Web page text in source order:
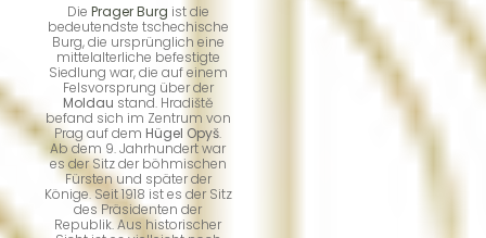
Die Prager Burg ist die
bedeutendste tschechische
Burg, die ursprünglich eine
mittelalterliche befestigte
Siedlung war, die auf einem
Felsvorsprung über der
Moldau stand. Hradiště
befand sich im Zentrum von
Prag auf dem Hügel Opyš.
Ab dem 9. Jahrhundert war
es der Sitz der böhmischen
Fürsten und später der
Könige. Seit 1918 ist es der Sitz
des Präsidenten der
Republik. Aus historischer